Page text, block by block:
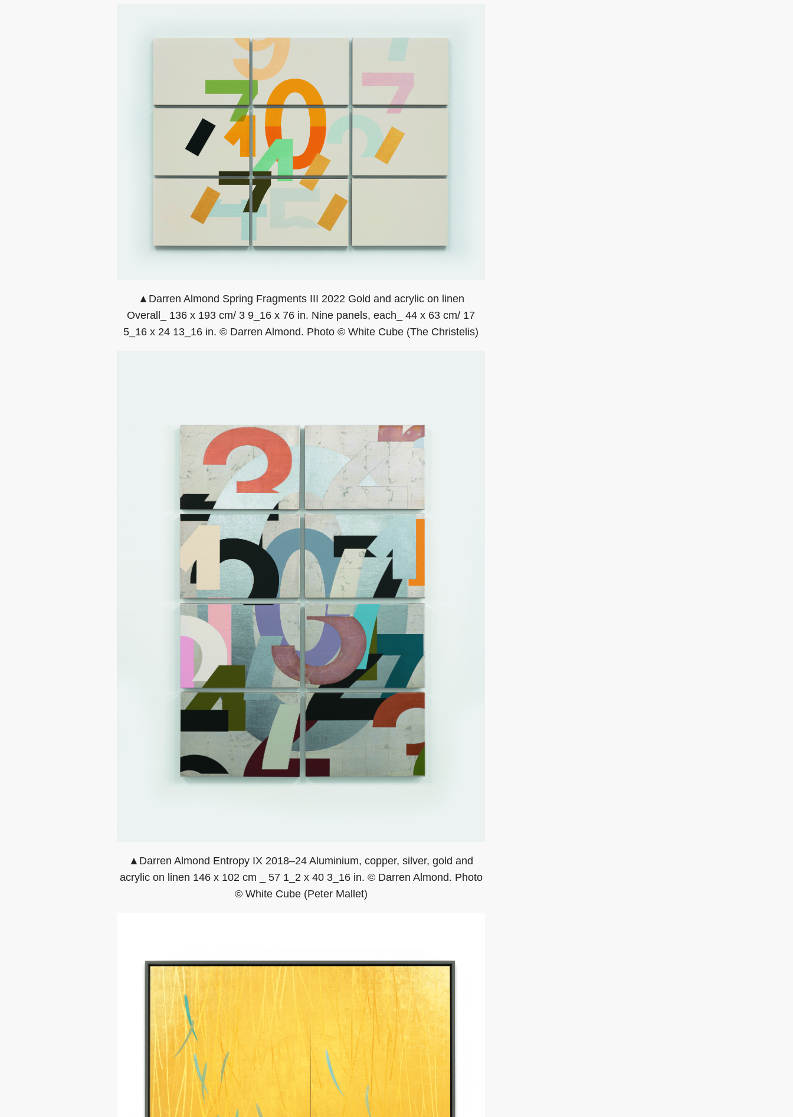
▲Darren Almond Spring Fragments III 2022 Gold and acrylic on linen
Overall_ 136 x 193 cm/ 3 9_16 x 76 in. Nine panels, each_ 44 x 63 cm/ 17
5_16 x 24 13_16 in. © Darren Almond. Photo © White Cube (The Christelis)
▲Darren Almond Entropy IX 2018–24 Aluminium, copper, silver, gold and
acrylic on linen 146 x 102 cm _ 57 1_2 x 40 3_16 in. © Darren Almond. Photo
© White Cube (Peter Mallet)